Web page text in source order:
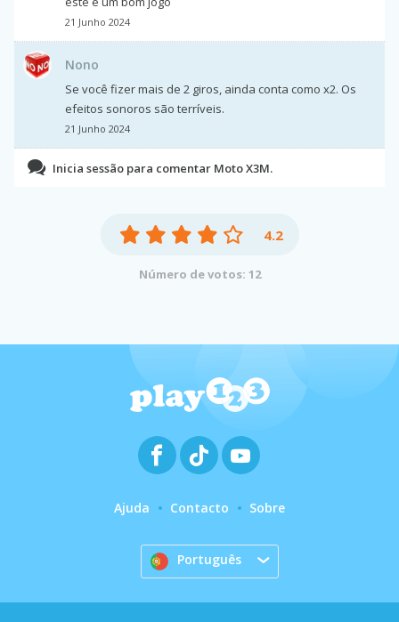
21 Junho 2024
Nono
Se você fizer mais de 2 giros, ainda conta como x2. Os
efeitos sonoros são terríveis.
21 Junho 2024
Inicia sessão para comentar Moto X3M.
4.2
Número de votos: 12
Ajuda Contacto Sobre
Português